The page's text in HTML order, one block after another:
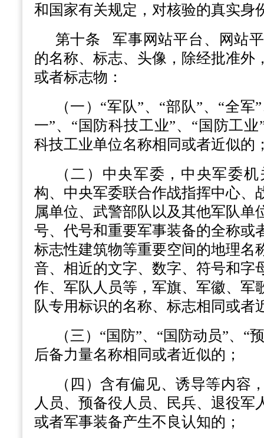
和国家有关规定，对核验的真实身
第十条 军事网站平台、网站
的名称、标志、头像，除经批准外
或者标志物：
（一）“军队”、“部队”、“全
一”、“国防科技工业”、“国防工
科技工业单位名称相同或者近似的
（二）中央军委，中央军委
构、中央军委联合作战指挥中心、
属单位、武警部队以及其他军队单
号、代号和重要军事装备的全称或
标志性建筑物等重要空间的地理名
音、相近的文字、数字、符号和字
作、军队人员等，军旗、军徽、军
队专用标识的名称、标志相同或者
（三）“国防”、“国防动员”、“
后备力量名称相同或者近似的；
（四）含有偏见、诱导等内容
人员、预备役人员、民兵、退役军
或者军事装备产生不良认知的；